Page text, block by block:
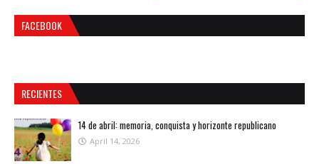
FACEBOOK
RECIENTES
14 de abril: memoria, conquista y horizonte republicano
April 14, 2026